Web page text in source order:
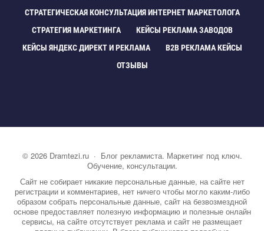
СТРАТЕГИЧЕСКАЯ КОНСУЛЬТАЦИЯ ИНТЕРНЕТ МАРКЕТОЛОГА
СТРАТЕГИЯ МАРКЕТИНГА
КЕЙСЫ РЕКЛАМА ЗАВОДО
КЕЙСЫ ЯНДЕКС ДИРЕКТ И РЕКЛАМА
B2B РЕКЛАМА КЕЙСЫ
ОТЗЫВЫ
© 2026 Dramtezi.ru· Блог рекламиста. Маркетинг под ключ.
Обучение, консультации.
Сайт не собирает никакие персональные данные, на сайте нет
регистрации и комментариев, нет ничего чтобы могло каким-либо
образом собрать персональные данные, сайт на безвозмездной
основе предоставляет полезную информацию и полезные онлайн
сервисы, на сайте отсутствует реклама и сайт не размещает